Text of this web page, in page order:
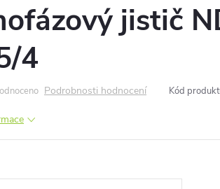
jistič
4
Podrobnosti hodnocení Kód